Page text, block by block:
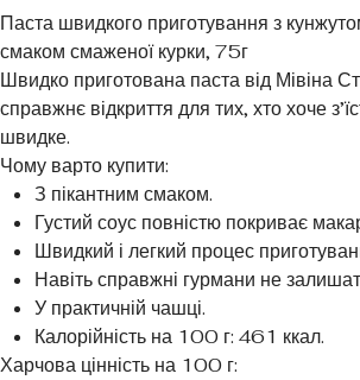
Паста швидкого приготування з
смаком смаженої курки, 75г
Швидко приготована паста від Мівіна
справжнє відкриття для тих, хто хоче
швидке.
Чому варто купити:
З пікантним смаком.
Густий соус повністю покриває
Швидкий і легкий процес
Навіть справжні гурмани не
У практичній чашці.
Калорійність на 100 г: 461 ккал.
Харчова цінність на 100 г: